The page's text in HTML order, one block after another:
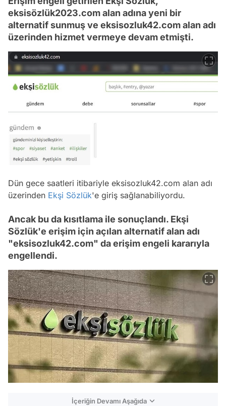
eksisözlük2023.com alan adına yeni bir
alternatif sunmuş ve eksisozluk42.com alan adı
üzerinden hizmet vermeye devam etmişti.
Dün gece saatleri itibariyle eksisozluk42.com alan adı
üzerinden Ekşi Sözlük'e giriş sağlanabiliyordu.
Ancak bu da kısıtlama ile sonuçlandı. Ekşi
Sözlük'e erişim için açılan alternatif alan adı
"eksisozluk42.com" da erişim engeli kararıyla
engellendi.
İçeriğin Devamı Aşağıda